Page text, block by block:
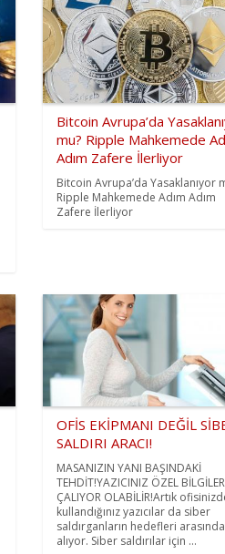
Bitcoin Avrupa’da
mu? Ripple Mahkemede
Adım Zafere İlerliyor
Bitcoin Avrupa’da Yasaklanıyor
Ripple Mahkemede Adım Adım
Zafere İlerliyor
OFİS EKİPMANI DEĞİL
SALDIRI ARACI!
MASANIZIN YANI BAŞINDAKİ
TEHDİT!YAZICINIZ ÖZEL
ÇALIYOR OLABİLİR!Artık
kullandığınız yazıcılar da siber
saldırganların hedefleri
alıyor. Siber saldırılar için ...